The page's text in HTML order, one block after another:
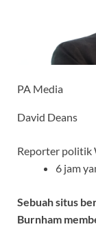
PA Media
David Deans
Reporter politik
6 jam
Sebuah situs
Burnham